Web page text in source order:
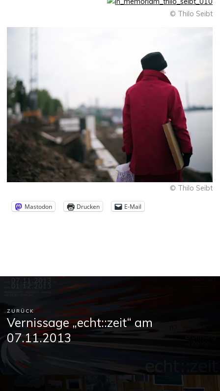
© Thilo Seibt
© Thilo Seibt
Mastodon Drucken E-Mail
ZURÜCK
Vernissage „echt::zeit“ am
07.11.2013